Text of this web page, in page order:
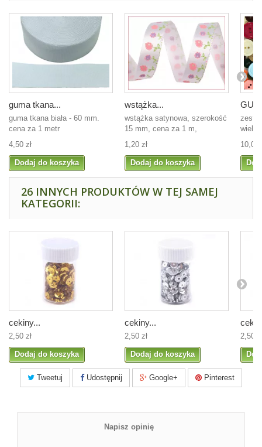
guma tkana...
guma tkana biała - 60 mm.
cena za 1 metr
4,50 zł
Dodaj do koszyka
wstążka...
wstążka satynowa, szerokość
15 mm, cena za 1 m,
1,20 zł
Dodaj do koszyka
10,00
26 INNYCH PRODUKTÓW W TEJ SAMEJ
KATEGORII:
cekiny...
2,50 zł
Dodaj do koszyka
cekiny...
2,50 zł
Dodaj do koszyka
2,50
Tweetuj Udostępnij Google+ Pinterest
Napisz opinię